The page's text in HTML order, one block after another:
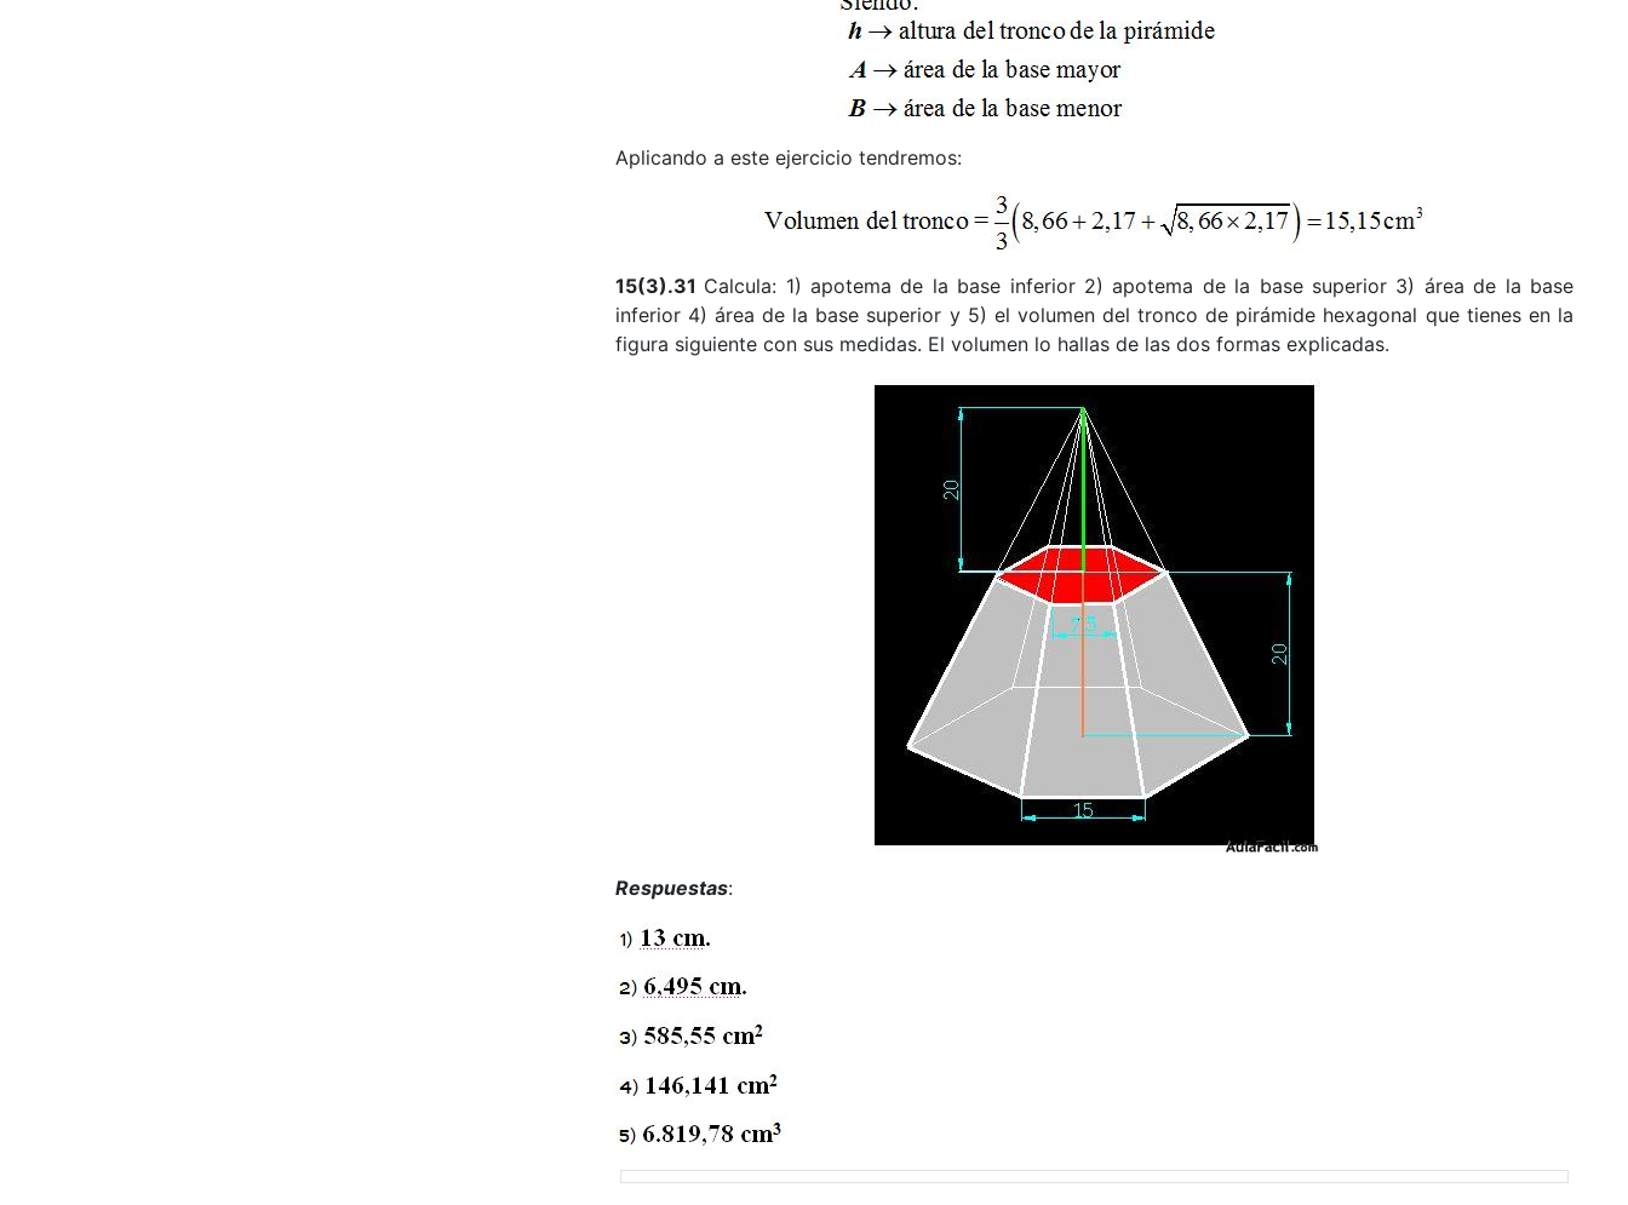
Aplicando a este ejercicio tendremos:
15(3).31 Calcula: 1) apotema de la base inferior 2) apotema de la base superior 3) área de la base
inferior 4) área de la base superior y 5) el volumen del tronco de pirámide hexagonal que tienes en la
figura siguiente con sus medidas. El volumen lo hallas de las dos formas explicadas.
Respuestas: